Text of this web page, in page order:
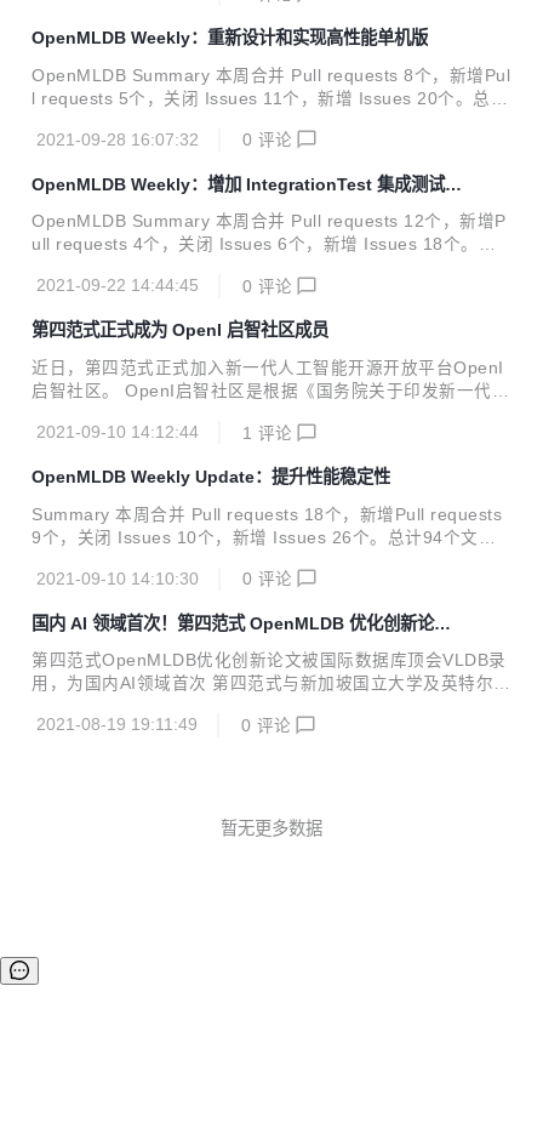
mon version to 2.7.1 for batch#482 merged 6 days ago fe
at: add taskma...
OpenMLDB Weekly：重新设计和实现高性能单机版
OpenMLDB Summary 本周合并 Pull requests 8个，新增Pul
l requests 5个，关闭 Issues 11个，新增 Issues 20个。总计
Pull Requests feat: support spark.master config to run job
d set in return string#464 feat: enable `TestWindowUnion`
te...
2021-09-28 16:07:32 0 评论
OpenMLDB Weekly：增加 IntegrationTest 集成测试模
块
OpenMLDB Summary 本周合并 Pull requests 12个，新增P
ull requests 4个，关闭 Issues 6个，新增 Issues 18个。总
rged Pull Requests feat: add integration test cicd#434 fea
etes java dependencies for taskmanager#400 fix: fix coun
t in some y...
2021-09-22 14:44:45 0 评论
第四范式正式成为 OpenI 启智社区成员
近日，第四范式正式加入新一代人工智能开源开放平台OpenI
启智社区。 OpenI启智社区是根据《国务院关于印发新一代人
人工智能产业技术创新战略联盟（AITISA）组织产学研用通力
过构建开源开放生态、搭建软硬件开发环境、汇聚和孵化优秀
AI开源项目、鼓励开发者参与AI开源项目开发等方式，促进人
工智能领域的开源开放协同创新，推动人工智能产业健康快速
“开源开放、尊重创新”为原则，汇聚了鹏城实验室、北京智源
2021-09-10 14:12:44 1 评论
OpenMLDB Weekly Update：提升性能稳定性
Summary 本周合并 Pull requests 18个，新增Pull requests
9个，关闭 Issues 10个，新增 Issues 26个。总计94个文件
本v0.2.3。了解OpenMLDB Merged Pull Requests docs: ad
refactor: refact AppendEntries in log replicator#327 fix: sq
l and ns client des...
2021-09-10 14:10:30 0 评论
国内 AI 领域首次！第四范式 OpenMLDB 优化创新论文
被国际数据库顶会 VLDB 录用
第四范式OpenMLDB优化创新论文被国际数据库顶会VLDB录
用，为国内AI领域首次 第四范式与新加坡国立大学及英特尔的
据库OpenMLDB（Open Source Machine Learning Databa
认为数据管理与数据库领域的三大国际顶尖学术会议。 这是国
2021-08-19 19:11:49 0 评论
暂无更多数据